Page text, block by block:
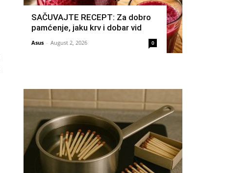
SAČUVAJTE RECEPT: Za dobro
pamćenje, jaku krv i dobar vid
Asus - August 2, 2026 0